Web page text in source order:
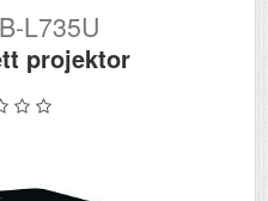
L735U
projektor